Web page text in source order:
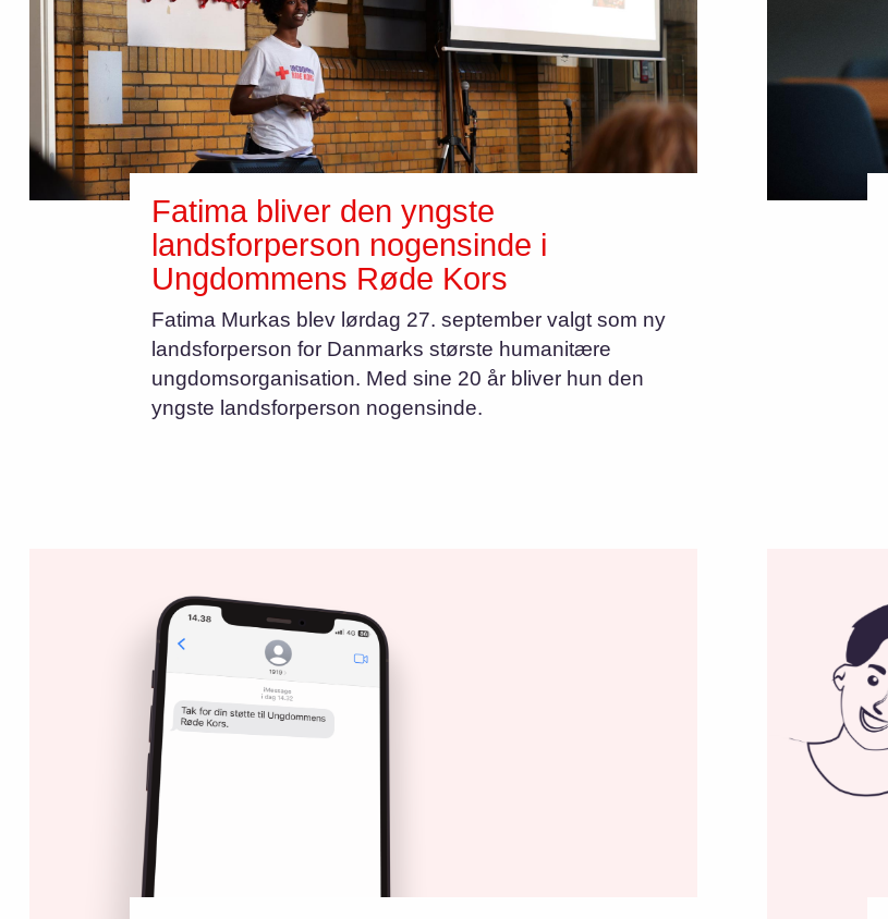
Fatima bliver den yngste
landsforperson nogensinde i
Ungdommens Røde Kors
Fatima Murkas blev lørdag 27. september valgt som ny
landsforperson for Danmarks største humanitære
ungdomsorganisation. Med sine 20 år bliver hun den
yngste landsforperson nogensinde.